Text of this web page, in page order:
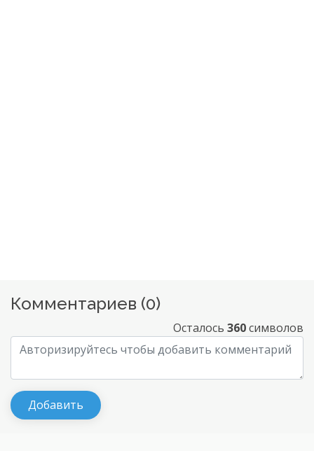
Комментариев (0)
Осталось 360символов